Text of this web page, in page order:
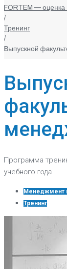
FORTEM — оценка
/
Тренинг
/
Выпускной
Программа
учебного года
Менеджмент
Тренинг